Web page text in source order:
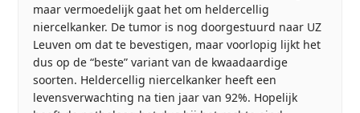
maar vermoedelijk gaat het om heldercellig
niercelkanker. De tumor is nog doorgestuurd naar UZ
Leuven om dat te bevestigen, maar voorlopig lijkt het
dus op de “beste” variant van de kwaadaardige
soorten. Heldercellig niercelkanker heeft een
levensverwachting na tien jaar van 92%. Hopelijk